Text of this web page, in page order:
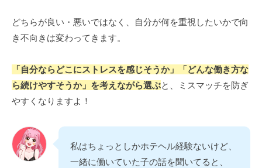
どちらが良い・悪いではなく、自分が何を重視したいかで向
き不向きは変わってきます。
「自分ならどこにストレスを感じそうか」「どんな働き方な
ら続けやすそうか」を考えながら選ぶと、ミスマッチを防ぎ
やすくなりますよ！
私はちょっとしかホテヘル経験ないけど、
一緒に働いていた子の話を聞いてると、